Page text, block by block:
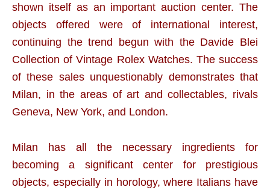
shown itself as an important auction center. The
objects offered were of international interest,
continuing the trend begun with the Davide Blei
Collection of Vintage Rolex Watches. The success
of these sales unquestionably demonstrates that
Milan, in the areas of art and collectables, rivals
Geneva, New York, and London.
Milan has all the necessary ingredients for
becoming a significant center for prestigious
objects, especially in horology, where Italians have